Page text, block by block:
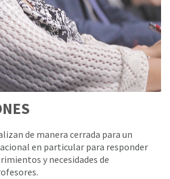
de manera cerrada para un
en particular para responder
y necesidades de